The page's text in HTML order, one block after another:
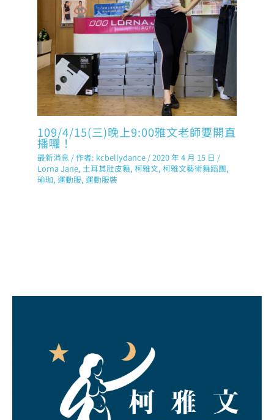
109/4/15(三)晚上9:00雅文老師要開直
播囉！
最新消息 / 作者: kcbellydance /2020 年 4 月 15 日 /
Lorna Jane,土耳其肚皮舞,柯雅文,柯雅文藝術舞蹈團,
瑜珈,運動服,運動服裝